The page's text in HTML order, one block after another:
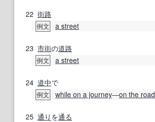
22 街路
例文 a street
23 市街の道路
例文 a street
24 道中で
例文 while on a journey―on the road
25 通り を通る